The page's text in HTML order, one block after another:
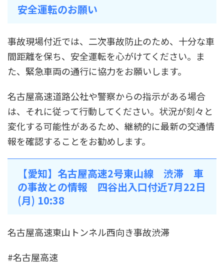
安全運転のお願い
事故現場付近では、二次事故防止のため、十分な車
間距離を保ち、安全運転を心がけてください。ま
た、緊急車両の通行に協力をお願いします。
名古屋高速道路公社や警察からの指示がある場合
は、それに従って行動してください。状況が刻々と
変化する可能性があるため、継続的に最新の交通情
報を確認することをお勧めします。
【愛知】名古屋高速2号東山線 渋滞 車
の事故との情報 四谷出入口付近7月22日
(月) 10:38
名古屋高速東山トンネル西向き事故渋滞
#名古屋高速